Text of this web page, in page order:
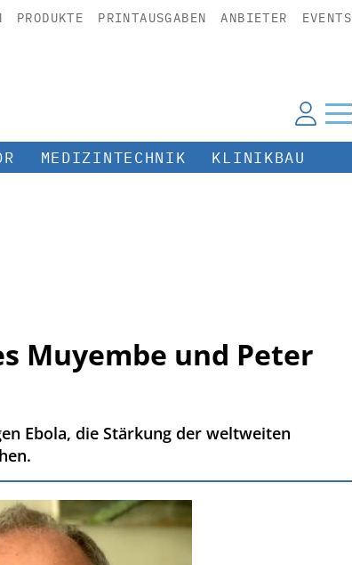
PRODUKTE PRINTAUSGABEN ANBIETER EVENTS
MEDIZINTECHNIK KLINIKBAU
Muyembe und Peter
Ebola, die Stärkung der weltweiten